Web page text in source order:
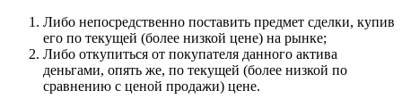
Либо непосредственно поставить предмет сделки, купив
его по текущей (более низкой цене) на рынке;
Либо откупиться от покупателя данного актива
деньгами, опять же, по текущей (более низкой по
сравнению с ценой продажи) цене.